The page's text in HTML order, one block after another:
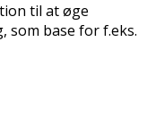
til at øge
som base for f.eks.